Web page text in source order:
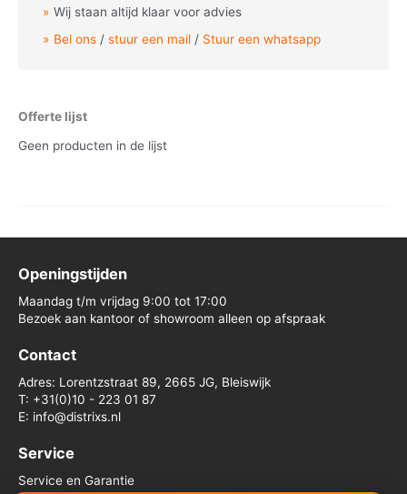
Wij staan altijd klaar voor advies
Bel ons /stuur een mail / Stuur een whatsapp
Offerte lijst
Geen producten in de lijst
Openingstijden
Maandag t/m vrijdag 9:00 tot 17:00
Bezoek aan kantoor of showroom alleen op afspraak
Contact
Adres: Lorentzstraat 89, 2665 JG, Bleiswijk
T: +31(0)10 - 223 01 87
E: info@distrixs.nl
Service
Service en Garantie